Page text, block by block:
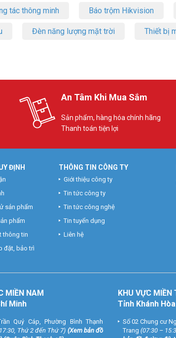
tác thông minh Báo trộm Hikvision
Đèn năng lượng mặt trời Thiết bị
An Tâm Khi Mua Sắm
Sản phẩm, hàng hóa chính hãng
Thanh toán tiện lợi
ĐỊNH
sản phẩm
phẩm
thông tin
đặt, bảo trì
THÔNG TIN CÔNG TY
Giới thiệu công ty
Tin tức công ty
Tin tức công nghệ
Tin tuyển dụng
Liên hệ
MIỀN NAM
Minh
Quý Cáp, Phường Bình Thạnh
Thứ 2 đến Thứ 7) (Xem bản đồ
KHU VỰC MIỀN
Tỉnh Khánh Hòa
Số 02 Chung cư
Trang (07:30 –